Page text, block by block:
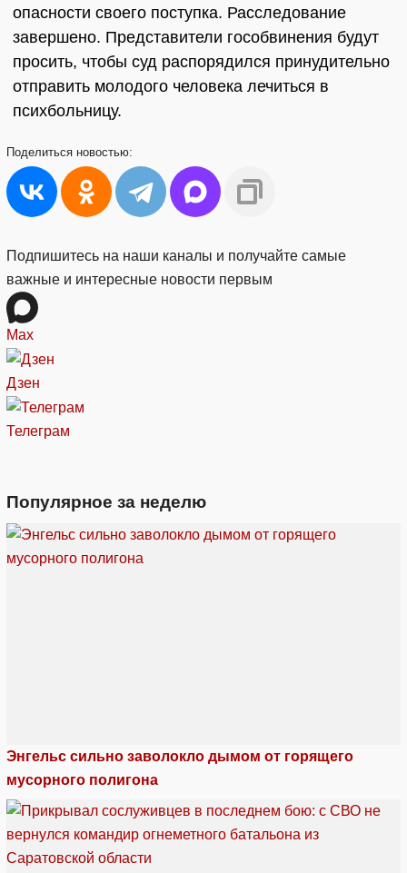
опасности своего поступка. Расследование
завершено. Представители гособвинения будут
просить, чтобы суд распорядился принудительно
отправить молодого человека лечиться в
психбольницу.
Поделиться новостью:
Подпишитесь на наши каналы и получайте самые
важные и интересные новости первым
Max
Дзен
Телеграм
Популярное за неделю
Энгельс сильно заволокло дымом от горящего
мусорного полигона